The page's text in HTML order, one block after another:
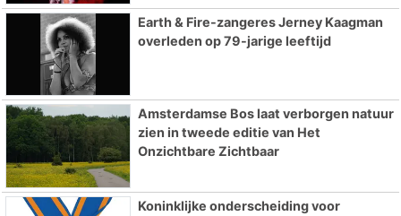
Earth & Fire-zangeres Jerney Kaagman
overleden op 79-jarige leeftijd
Amsterdamse Bos laat verborgen natuur
zien in tweede editie van Het
Onzichtbare Zichtbaar
Koninklijke onderscheiding voor